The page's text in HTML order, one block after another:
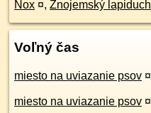
Nox ¤, Znojemský lapiduch
Voľný čas
miesto na uviazanie psov ¤
miesto na uviazanie psov ¤